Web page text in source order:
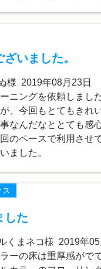
いました。
様 2019年08月23日
ニングを依頼しました
、今回もとてもきれ
なんだなととても感
のペースで利用させ
ました。
した
くまネコ様 2019年05
ーの床は重厚感がで